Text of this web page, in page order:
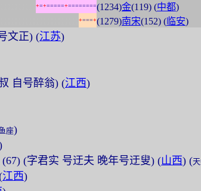
+=+=====+========(1234)金(119) (中都)
+===+(1279)南宋(152) ( 临安)
文正) (江苏)
自号醉翁) (江西)
座)
(67) (字君实 号迂夫 晚年号迂叟) (山西) (
江西)